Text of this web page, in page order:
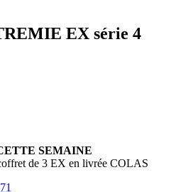
EX série 4
SEMAINE
de 3 EX en livrée COLAS